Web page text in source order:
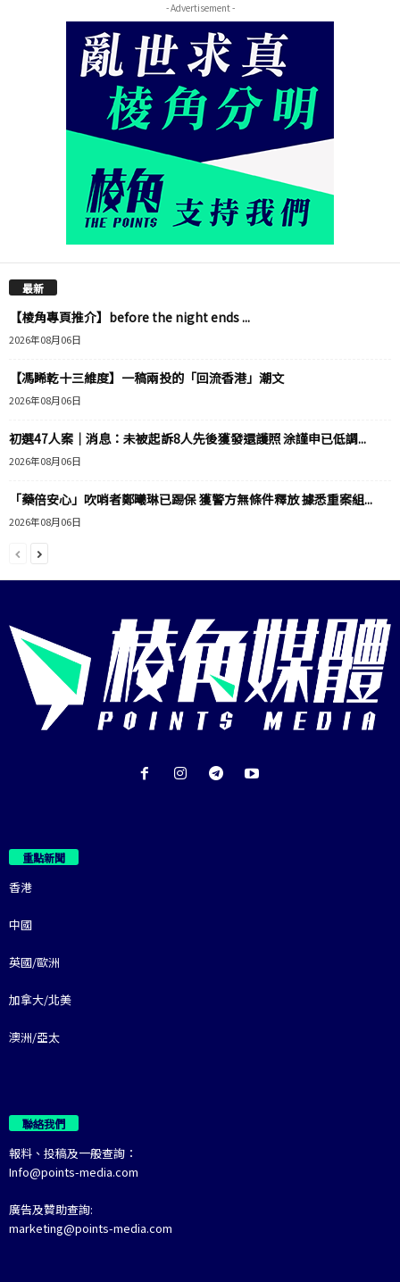
- Advertisement -
最新
【棱角專頁推介】before the night ends ...
2026年08月06日
【馮睎乾十三維度】一稿兩投的「回流香港」潮文
2026年08月06日
初選47人案｜消息：未被起訴8人先後獲發還護照 涂謹申已低調...
2026年08月06日
「藥倍安心」吹哨者鄭曦琳已踢保 獲警方無條件釋放 據悉重案組...
2026年08月06日
重點新聞
香港
中國
英國/歐洲
加拿大/北美
澳洲/亞太
聯絡我們
報料、投稿及一般查詢：
Info@points-media.com
廣告及贊助查詢:
marketing@points-media.com